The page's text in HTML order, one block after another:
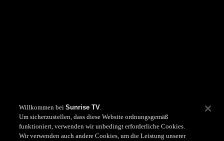
Willkommen beiSunrise TV.
Um sicherzustellen, dass diese Website ordnungsgemäß
funktioniert, verwenden wir unbedingt erforderliche Cookies.
Wir verwenden auch andere Cookies, um die Leistung unserer